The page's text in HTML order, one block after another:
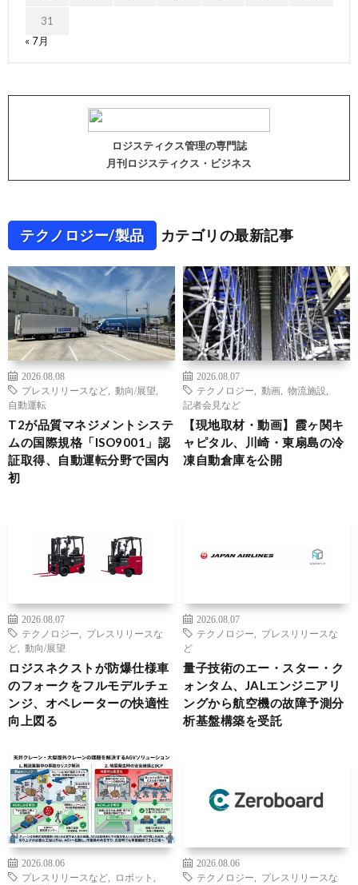
31
« 7月
ロジスティクス管理の専門誌
月刊ロジスティクス・ビジネス
テクノロジー/製品 カテゴリの最新記事
2026.08.08
プレスリリースなど
動向/展望
自動運転
T2が品質マネジメントシステ
ムの国際規格「ISO9001」認
証取得、自動運転分野で国内
初
2026.08.07
テクノロジー
動画 物流施設
記者会見など
【現地取材・動画】霞ヶ関キ
ャピタル、川崎・東扇島の冷
凍自動倉庫を公開
2026.08.07
テクノロジー
プレスリリースな
ど
動向/展望
ロジスネクストが防爆仕様車
のフォークをフルモデルチェ
ンジ、オペレーターの快適性
向上図る
2026.08.07
テクノロジー
プレスリリースな
ど
量子技術のエー・スター・ク
ォンタム、JALエンジニアリ
ングから航空機の故障予測分
析基盤構築を受託
2026.08.06
プレスリリースなど
ロボット
2026.08.06
テクノロジー
プレスリリースな